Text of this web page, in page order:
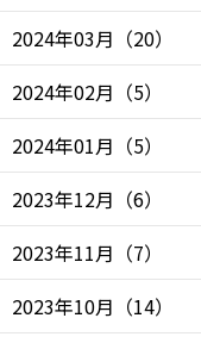
2024年03月 （20）
2024年02月 （5）
2024年01月 （5）
2023年12月 （6）
2023年11月 （7）
2023年10月 （14）